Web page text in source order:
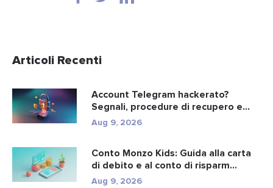
Articoli Recenti
Account Telegram hackerato?
Segnali, procedure di recupero e
preve...
Aug 9, 2026
Conto Monzo Kids: Guida alla carta
di debito e al conto di risparm...
Aug 9, 2026